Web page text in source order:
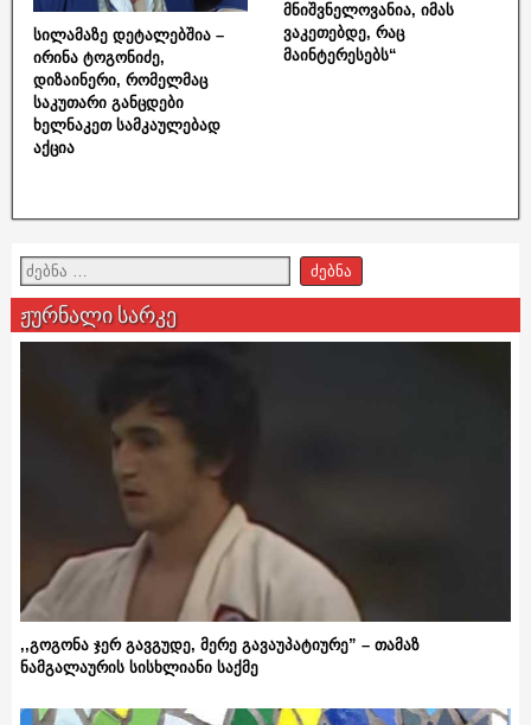
სილამაზე დეტალებშია –
ირინა ტოგონიძე,
დიზაინერი, რომელმაც
საკუთარი განცდები
ხელნაკეთ სამკაულებად
აქცია
მნიშვნელოვანია, იმას
ვაკეთებდე, რაც
მაინტერესებს“
ჟურნალი სარკე
,,გოგონა ჯერ გავგუდე, მერე გავაუპატიურე” – თამაზ
ნამგალაურის სისხლიანი საქმე